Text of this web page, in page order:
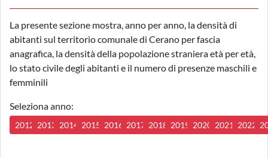
La presente sezione mostra, anno per anno, la densità di
abitanti sul territorio comunale di Cerano per fascia
anagrafica, la densità della popolazione straniera età per età,
lo stato civile degli abitanti e il numero di presenze maschili e
femminili
Seleziona anno:
2012 2013 2014 2015 2016 2017 2018 2019 2020 2021 2022